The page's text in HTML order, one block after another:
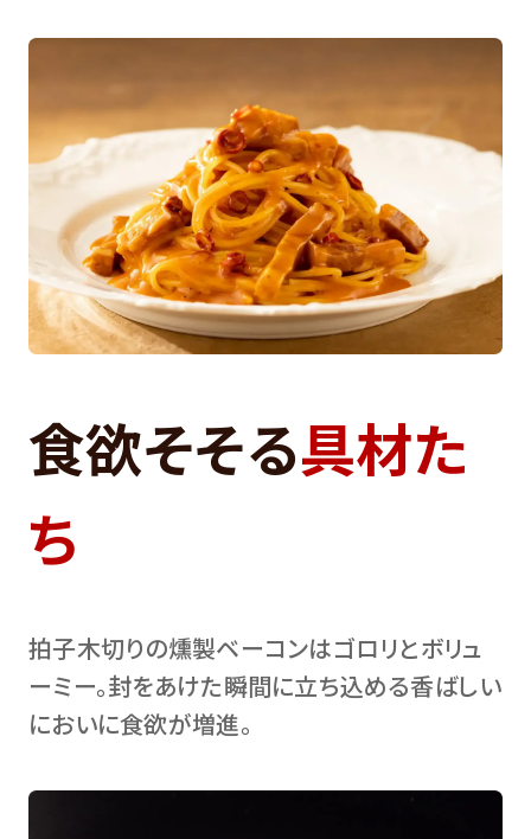
食欲そそる具材た
ち
拍子木切りの燻製ベーコンはゴロリとボリュ
ーミー。封をあけた瞬間に立ち込める香ばしい
においに食欲が増進。